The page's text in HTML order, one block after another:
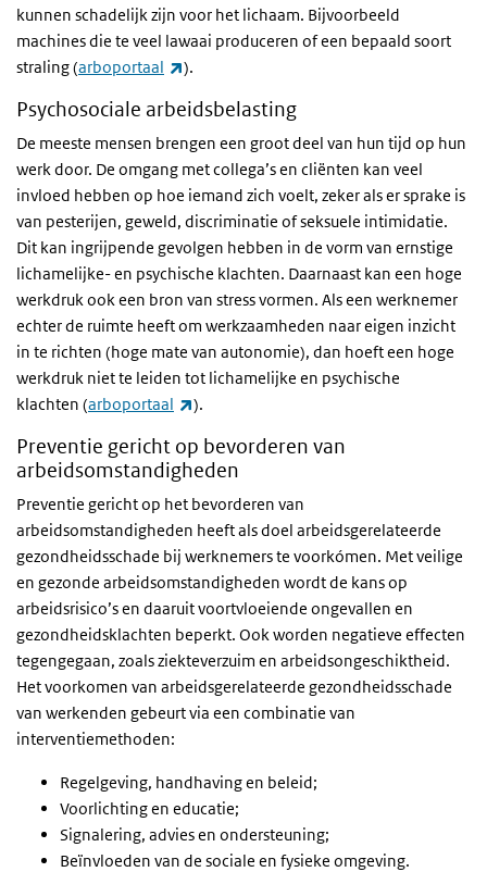
kunnen schadelijk zijn voor het lichaam. Bijvoorbeeld
machines die te veel lawaai produceren of een bepaald soort
straling (arboportaal (externe link)
).
Psychosociale arbeidsbelasting
De meeste mensen brengen een groot deel van hun tijd op hun
werk door. De omgang met collega’s en cliënten kan veel
invloed hebben op hoe iemand zich voelt, zeker als er sprake is
van pesterijen, geweld, discriminatie of seksuele intimidatie.
Dit kan ingrijpende gevolgen hebben in de vorm van ernstige
lichamelijke- en psychische klachten. Daarnaast kan een hoge
werkdruk ook een bron van stress vormen. Als een werknemer
echter de ruimte heeft om werkzaamheden naar eigen inzicht
in te richten (hoge mate van autonomie), dan hoeft een hoge
werkdruk niet te leiden tot lichamelijke en psychische
klachten (arboportaal (externe link)
).
Preventie gericht op bevorderen van
arbeidsomstandigheden
Preventie gericht op het bevorderen van
arbeidsomstandigheden heeft als doel arbeidsgerelateerde
gezondheidsschade bij werknemers te voorkómen. Met veilige
en gezonde arbeidsomstandigheden wordt de kans op
arbeidsrisico’s en daaruit voortvloeiende ongevallen en
gezondheidsklachten beperkt. Ook worden negatieve effecten
tegengegaan, zoals ziekteverzuim en arbeidsongeschiktheid.
Het voorkomen van arbeidsgerelateerde gezondheidsschade
van werkenden gebeurt via een combinatie van
interventiemethoden:
Regelgeving, handhaving en beleid;
Voorlichting en educatie;
Signalering, advies en ondersteuning;
Beïnvloeden van de sociale en fysieke omgeving.